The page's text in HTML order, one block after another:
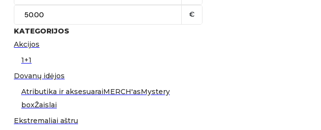
€
KATEGORIJOS
Akcijos
1+1
Dovanų idėjos
Atributika ir aksesuaraiMERCH'asMystery
boxŽaislai
Ekstremaliai aštru